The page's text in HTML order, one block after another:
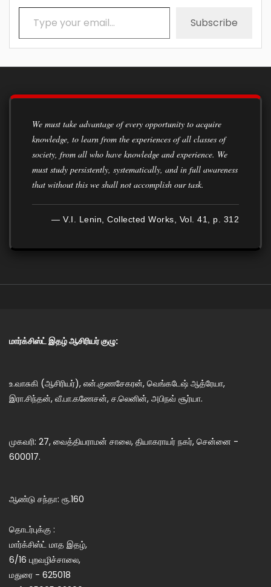
Type your email…
Subscribe
We must take advantage of every opportunity to acquire
knowledge, to learn from the experiences of all classes of
society, from all who have knowledge and experience. We
must study persistently, systematically, and in full awareness
that without this we shall not accomplish our task.
— V.I. Lenin, Collected Works, Vol. 41, p. 312
மார்க்சிஸ்ட் இதழ் ஆசிரியர் குழு:
உ.வாசுகி (ஆசிரியர்), என்.குணசேகரன், வெங்கடேஷ் ஆத்ரேயா,
இரா.சிந்தன், வீ.பா.கணேசன், ச.லெனின், அபிநவ் சூர்யா.
முகவரி: 27, வைத்தியராமன் சாலை, தியாகராயர் நகர், சென்னை -
600017.
ஆண்டு சந்தா: ரூ.160
தொடர்புக்கு :
மார்க்சிஸ்ட் மாத இதழ்,
6/16 புறவழிச்சாலை,
மதுரை - 625018